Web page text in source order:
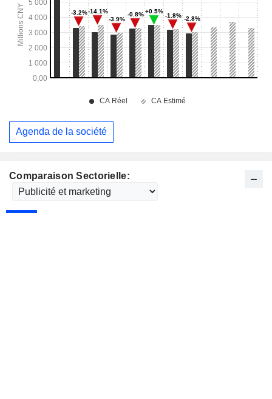
Comparaison Sectorielle:
Agenda de la société